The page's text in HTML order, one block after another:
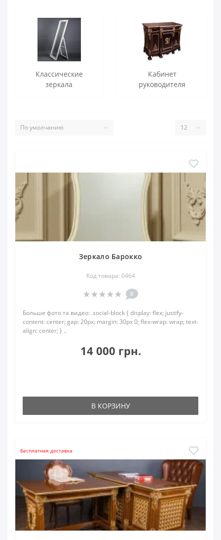
Классические
зеркала
Кабинет
руководителя
Зеркало Барокко
Код товара: 0464
0
Больше фото та видео: .social-block { display: flex; justify-
content: center; gap: 20px; margin: 30px 0; flex-wrap: wrap; text-
align: center; } ..
14 000 грн.
В КОРЗИНУ
Бесплатная доставка